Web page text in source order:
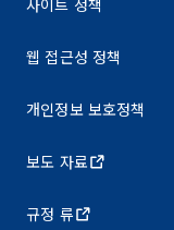
웹 접근성 정책
개인정보 보호정책
보도 자료
규정 류